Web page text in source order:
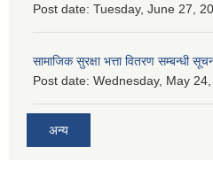
Post date: Tuesday, June 27,
सामाजिक सुरक्षा भत्ता वितरण सम्बन्धी
Post date: Wednesday, May
अन्य